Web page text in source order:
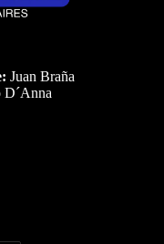
Juan Braña
D´Anna